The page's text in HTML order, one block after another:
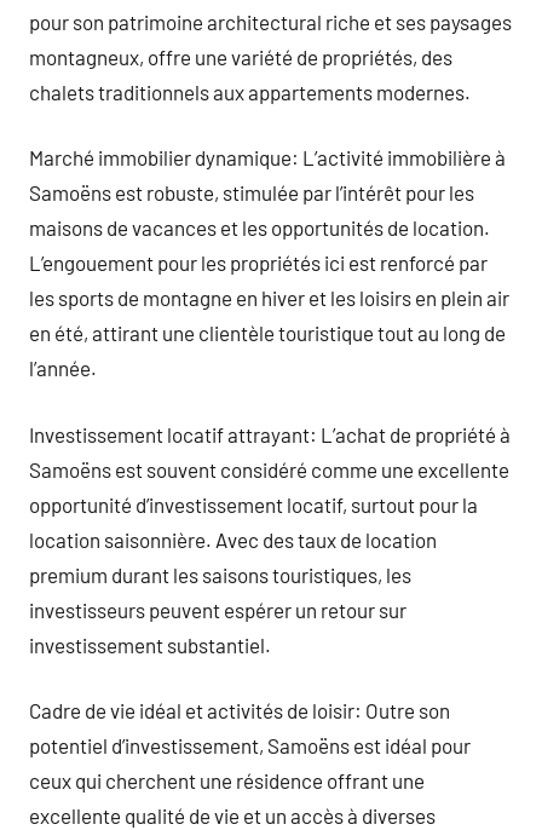
pour son patrimoine architectural riche et ses paysages
montagneux, offre une variété de propriétés, des
chalets traditionnels aux appartements modernes.
Marché immobilier dynamique: L’activité immobilière à
Samoëns est robuste, stimulée par l’intérêt pour les
maisons de vacances et les opportunités de location.
L’engouement pour les propriétés ici est renforcé par
les sports de montagne en hiver et les loisirs en plein air
en été, attirant une clientèle touristique tout au long de
l’année.
Investissement locatif attrayant: L’achat de propriété à
Samoëns est souvent considéré comme une excellente
opportunité d’investissement locatif, surtout pour la
location saisonnière. Avec des taux de location
premium durant les saisons touristiques, les
investisseurs peuvent espérer un retour sur
investissement substantiel.
Cadre de vie idéal et activités de loisir: Outre son
potentiel d’investissement, Samoëns est idéal pour
ceux qui cherchent une résidence offrant une
excellente qualité de vie et un accès à diverses